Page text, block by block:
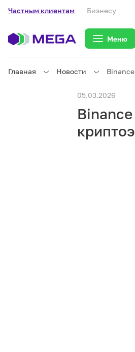
Частным клиентам Бизнесу
Меню
Частным клиентам
Главная Новости
05.03.2026